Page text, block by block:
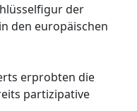
der
den europäischen
erprobten die
partizipative